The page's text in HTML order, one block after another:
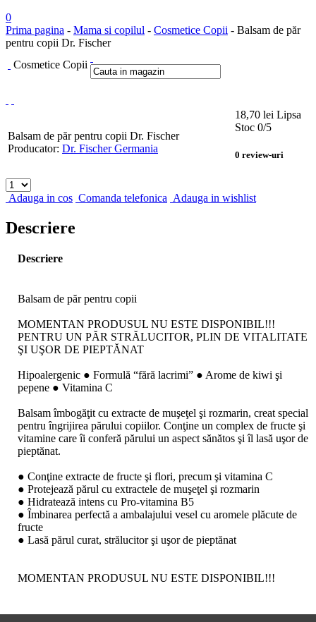
0
Prima pagina - Mama si copilul - Cosmetice Copii - Balsam de păr
pentru copii Dr. Fischer
Cosmetice Copii
Balsam de păr pentru copii Dr. Fischer
Producator: Dr. Fischer Germania
18,70 lei Lipsa
Stoc 0/5
0 review-uri
Adauga in cos Comanda telefonica Adauga in wishlist
Descriere
Descriere
Balsam de păr pentru copii
MOMENTAN PRODUSUL NU ESTE DISPONIBIL!!!
PENTRU UN PĂR STRĂLUCITOR, PLIN DE VITALITATE
ŞI UŞOR DE PIEPTĂNAT
Hipoalergenic ● Formulă “fără lacrimi” ● Arome de kiwi şi
pepene ● Vitamina C
Balsam îmbogăţit cu extracte de muşeţel şi rozmarin, creat special
pentru îngrijirea părului copiilor. Conţine un complex de fructe şi
vitamine care îi conferă părului un aspect sănătos şi îl lasă uşor de
pieptănat.
● Conţine extracte de fructe şi flori, precum şi vitamina C
● Protejează părul cu extractele de muşeţel şi rozmarin
● Hidratează intens cu Pro-vitamina B5
● Îmbinarea perfectă a ambalajului vesel cu aromele plăcute de
fructe
● Lasă părul curat, strălucitor şi uşor de pieptănat
MOMENTAN PRODUSUL NU ESTE DISPONIBIL!!!